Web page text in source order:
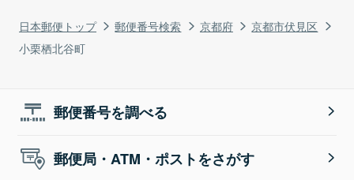
日本郵便トップ 郵便番号検索 京都府
京都市伏見区
小栗栖北谷町
郵便番号を調べる
郵便局・ATM・ポストをさがす